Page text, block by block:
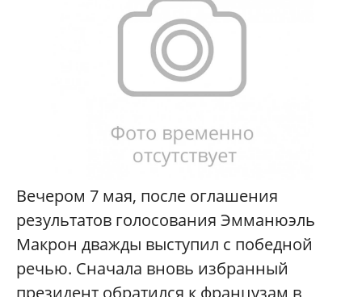
Вечером 7 мая, после оглашения
результатов голосования Эмманюэль
Макрон дважды выступил с победной
речью. Сначала вновь избранный